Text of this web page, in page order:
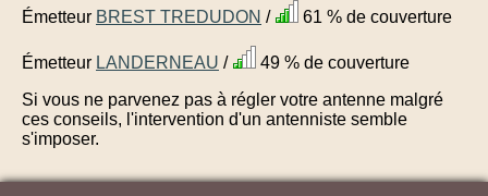
Émetteur BREST TREDUDON / 61 % de couverture
Émetteur LANDERNEAU /
49 % de couverture
Si vous ne parvenez pas à régler votre antenne malgré
ces conseils, l'intervention d'un antenniste semble
s'imposer.